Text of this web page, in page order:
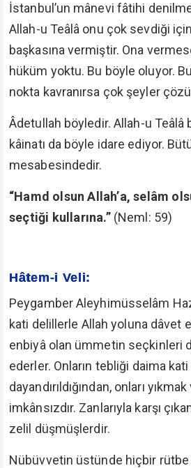
İstanbul’un mânevi fâtihi
Allah-u Teâlâ onu çok sevdiği
başkasına vermiştir. Ona
hüküm yoktu. Bu böyle oluyor.
nokta kavranırsa çok şeyler
Âdetullah böyledir. Allah-u Teâlâ
kâinatı da böyle idare ediyor.
mesabesindedir.
“Hamd olsun Allah’a, selâm
seçtiği kullarına.” (Neml: 59)
Hâtem-i Veli:
Peygamber Aleyhimüsselâm
kati delillerle Allah yoluna dâvet
enbiyâ olan ümmetin seçkinleri
ederler. Onların tebliği daima
dayandırıldığından, onları
imkânsızdır. Zanlarıyla karşı
zelil düşmüşlerdir.
Nübüvvetin üstünde hiçbir rütbe